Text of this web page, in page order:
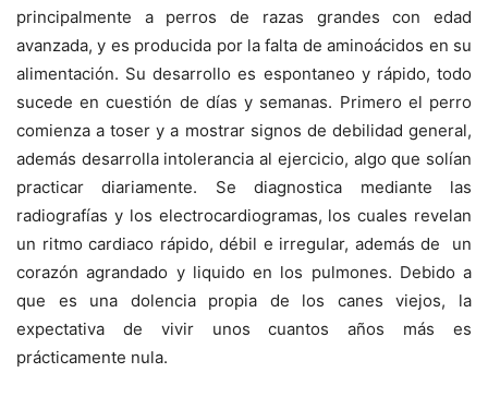
principalmente a perros de razas grandes con edad
avanzada, y es producida por la falta de aminoácidos en su
alimentación. Su desarrollo es espontaneo y rápido, todo
sucede en cuestión de días y semanas. Primero el perro
comienza a toser y a mostrar signos de debilidad general,
además desarrolla intolerancia al ejercicio, algo que solían
practicar diariamente. Se diagnostica mediante las
radiografías y los electrocardiogramas, los cuales revelan
un ritmo cardiaco rápido, débil e irregular, además de un
corazón agrandado y liquido en los pulmones. Debido a
que es una dolencia propia de los canes viejos, la
expectativa de vivir unos cuantos años más es
prácticamente nula.